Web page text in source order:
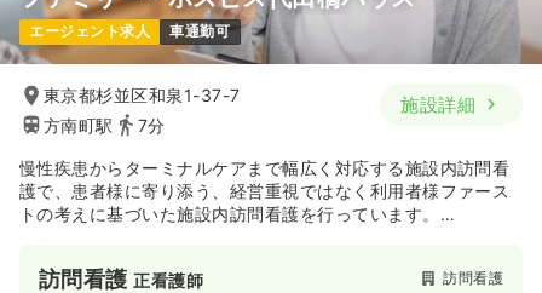
エージェント求人 車通勤可
東京都杉並区和泉1-37-7
方南町駅
7分
施設詳細
慢性疾患からターミナルケアまで幅広く対応する施設内訪問看
護で、患者様に寄り添う、経営重視ではなく利用者様ファース
トの考えに基づいた施設内訪問看護を行っています。
訪問看護正看護師 訪問看護